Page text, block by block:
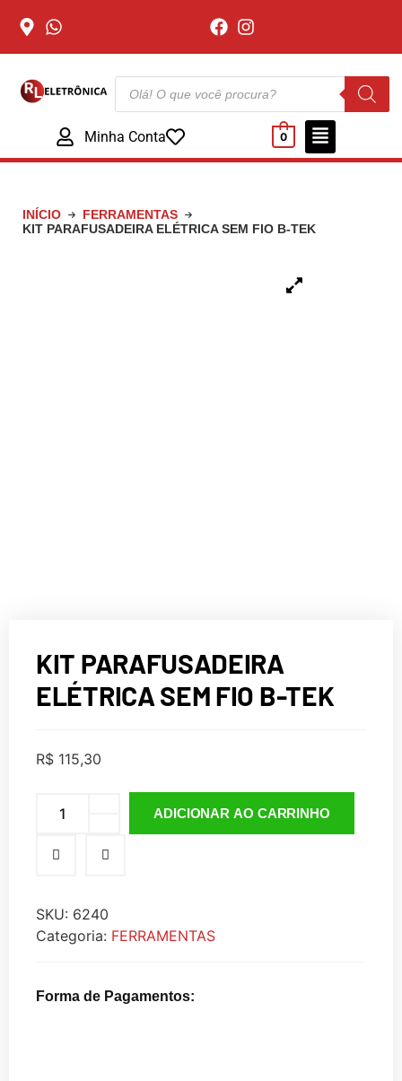
Minha Conta 0
INÍCIO
FERRAMENTAS
KIT PARAFUSADEIRA ELÉTRICA SEM FIO B-TEK
KIT PARAFUSADEIRA
ELÉTRICA SEM FIO B-TEK
R$ 115,30
ADICIONAR AO CARRINHO
SKU: 6240
Categoria: FERRAMENTAS
Forma de Pagamentos: